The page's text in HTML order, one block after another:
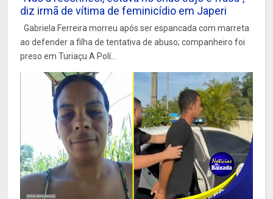
diz irmã de vítima de feminicídio em Japeri
Gabriela Ferreira morreu após ser espancada com marreta
ao defender a filha de tentativa de abuso; companheiro foi
preso em Turiaçu A Polí...